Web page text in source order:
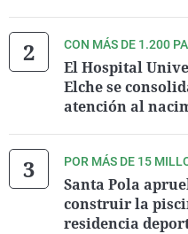
CON MÁS DE 1.200
El Hospital
Elche se
atención al
POR MÁS DE 15
Santa Pola
construir la
residencia